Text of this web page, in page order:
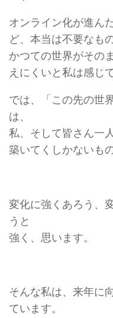
オンライン化が進ん
ど、本当は不要なも
かつての世界がその
えにくいと私は感じ
では、「この先の世
は、
私、そして皆さん一
築いてくしかないも
変化に強くあろう、
うと
強く、思います。
そんな私は、来年に
ています。